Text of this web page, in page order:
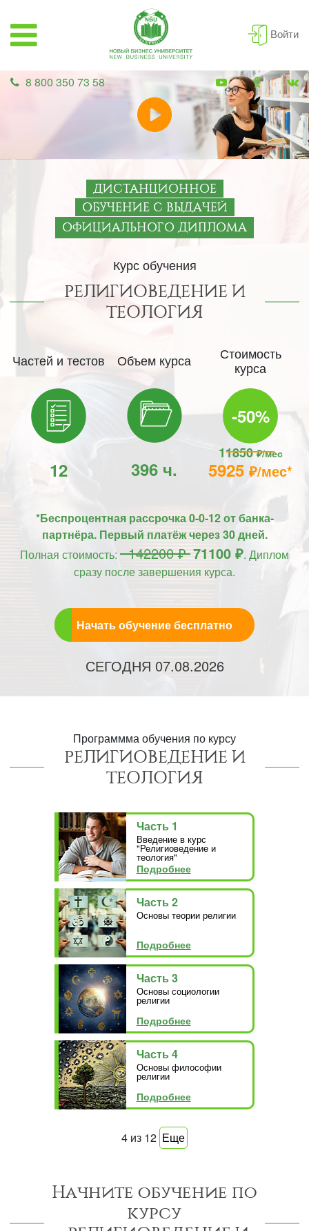
Войти
8 800 350 73 58
ДИСТАНЦИОННОЕ
ОБУЧЕНИЕ С ВЫДАЧЕЙ
ОФИЦИАЛЬНОГО ДИПЛОМА
Курс обучения
РЕЛИГИОВЕДЕНИЕ И
ТЕОЛОГИЯ
Частей и тестов
12
Объем курса
396 ч.
Стоимость
курса
-50%
11850₽/мес
5925₽/мес*
*Беспроцентная рассрочка 0-0-12 от банка-
партнёра. Первый платёж через 30 дней.
Полная стоимость: 142200 ₽71100 ₽. Диплом
сразу после завершения курса.
Начать обучение бесплатно
СЕГОДНЯ 07.08.2026
Программма обучения по курсу
РЕЛИГИОВЕДЕНИЕ И
ТЕОЛОГИЯ
Часть 1
Введение в курс
"Религиоведение и
теология"
Подробнее
Часть 2
Основы теории религии
Подробнее
Часть 3
Основы социологии
религии
Подробнее
Часть 4
Основы философии
религии
Подробнее
4 из 12 Еще
Начните обучение по
курсу